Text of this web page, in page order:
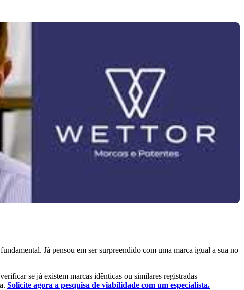
Já pensou em ser surpreendido com uma marca igual a sua no
se já existem marcas idênticas ou similares registradas
Solicite agora a pesquisa de viabilidade com um especialista.